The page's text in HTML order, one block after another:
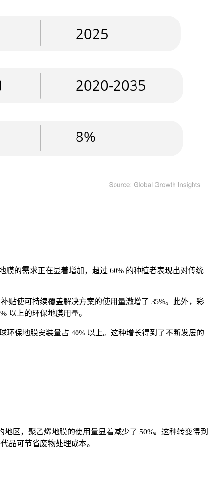
的需求正在显着增加，超过 60% 的种植者表现出对传统
贴使可持续覆盖解决方案的使用量激增了 35%。此外，彩
以上的环保地膜用量。
环保地膜安装量占 40% 以上。这种增长得到了不断发展的
区，聚乙烯地膜的使用量显着减少了 50%。这种转变得到
品可节省废物处理成本。